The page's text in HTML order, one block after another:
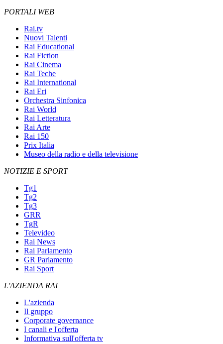
PORTALI WEB
Rai.tv
Nuovi Talenti
Rai Educational
Rai Fiction
Rai Cinema
Rai Teche
Rai International
Rai Eri
Orchestra Sinfonica
Rai World
Rai Letteratura
Rai Arte
Rai 150
Prix Italia
Museo della radio e della televisione
NOTIZIE E SPORT
Tg1
Tg2
Tg3
GRR
TgR
Televideo
Rai News
Rai Parlamento
GR Parlamento
Rai Sport
L'AZIENDA RAI
L'azienda
Il gruppo
Corporate governance
I canali e l'offerta
Informativa sull'offerta tv